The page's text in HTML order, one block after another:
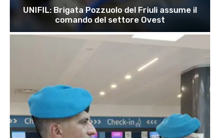
UNIFIL: Brigata Pozzuolo del Friuli assume il
comando del settore Ovest